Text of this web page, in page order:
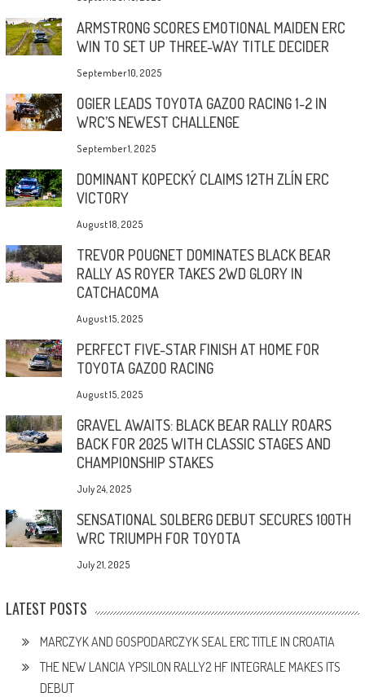
ARMSTRONG SCORES EMOTIONAL MAIDEN ERC
WIN TO SET UP THREE-WAY TITLE DECIDER
September 10, 2025
OGIER LEADS TOYOTA GAZOO RACING 1-2 IN
WRC’S NEWEST CHALLENGE
September 1, 2025
DOMINANT KOPECKÝ CLAIMS 12TH ZLÍN ERC
VICTORY
August 18, 2025
TREVOR POUGNET DOMINATES BLACK BEAR
RALLY AS ROYER TAKES 2WD GLORY IN
CATCHACOMA
August 15, 2025
PERFECT FIVE-STAR FINISH AT HOME FOR
TOYOTA GAZOO RACING
August 15, 2025
GRAVEL AWAITS: BLACK BEAR RALLY ROARS
BACK FOR 2025 WITH CLASSIC STAGES AND
CHAMPIONSHIP STAKES
July 24, 2025
SENSATIONAL SOLBERG DEBUT SECURES 100TH
WRC TRIUMPH FOR TOYOTA
July 21, 2025
LATEST POSTS
MARCZYK AND GOSPODARCZYK SEAL ERC TITLE IN CROATIA
THE NEW LANCIA YPSILON RALLY2 HF INTEGRALE MAKES ITS
DEBUT